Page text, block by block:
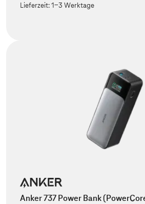
Lieferzeit:1-3 Werktage
Anker 737 Power Bank